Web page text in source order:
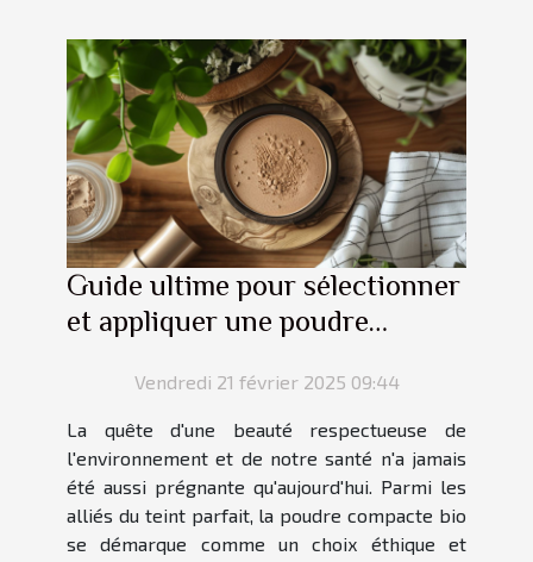
Guide ultime pour sélectionner
et appliquer une poudre
Vendredi 21 février 2025 09:44
La quête d'une beauté respectueuse de
l'environnement et de notre santé n'a jamais
été aussi prégnante qu'aujourd'hui. Parmi les
alliés du teint parfait, la poudre compacte bio
se démarque comme un choix éthique et